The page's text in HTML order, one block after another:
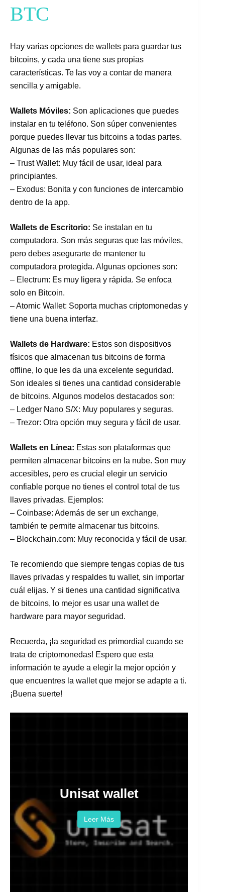
BTC
Hay varias opciones de wallets para guardar tus
bitcoins, y cada una tiene sus propias
características. Te las voy a contar de manera
sencilla y amigable.
Wallets Móviles: Son aplicaciones que puedes
instalar en tu teléfono. Son súper convenientes
porque puedes llevar tus bitcoins a todas partes.
Algunas de las más populares son:
– Trust Wallet: Muy fácil de usar, ideal para
principiantes.
– Exodus: Bonita y con funciones de intercambio
dentro de la app.
Wallets de Escritorio: Se instalan en tu
computadora. Son más seguras que las móviles,
pero debes asegurarte de mantener tu
computadora protegida. Algunas opciones son:
– Electrum: Es muy ligera y rápida. Se enfoca
solo en Bitcoin.
– Atomic Wallet: Soporta muchas criptomonedas y
tiene una buena interfaz.
Wallets de Hardware: Estos son dispositivos
físicos que almacenan tus bitcoins de forma
offline, lo que les da una excelente seguridad.
Son ideales si tienes una cantidad considerable
de bitcoins. Algunos modelos destacados son:
– Ledger Nano S/X: Muy populares y seguras.
– Trezor: Otra opción muy segura y fácil de usar.
Wallets en Línea: Estas son plataformas que
permiten almacenar bitcoins en la nube. Son muy
accesibles, pero es crucial elegir un servicio
confiable porque no tienes el control total de tus
llaves privadas. Ejemplos:
– Coinbase: Además de ser un exchange,
también te permite almacenar tus bitcoins.
– Blockchain.com: Muy reconocida y fácil de usar.
Te recomiendo que siempre tengas copias de tus
llaves privadas y respaldes tu wallet, sin importar
cuál elijas. Y si tienes una cantidad significativa
de bitcoins, lo mejor es usar una wallet de
hardware para mayor seguridad.
Recuerda, ¡la seguridad es primordial cuando se
trata de criptomonedas! Espero que esta
información te ayude a elegir la mejor opción y
que encuentres la wallet que mejor se adapte a ti.
¡Buena suerte!
Unisat wallet
Leer Más